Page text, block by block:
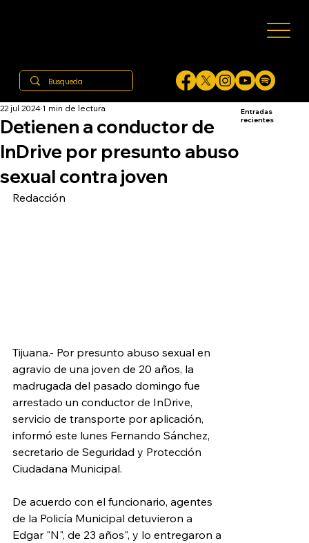
Detienen a conductor de
InDrive por presunto abuso
sexual contra joven
22 jul 2024 1 min de lectura
Redacción
Tijuana.- Por presunto abuso sexual en
agravio de una joven de 20 años, la
madrugada del pasado domingo fue
arrestado un conductor de InDrive,
servicio de transporte por aplicación,
informó este lunes Fernando Sánchez,
secretario de Seguridad y Protección
Ciudadana Municipal.
De acuerdo con el funcionario, agentes
de la Policía Municipal detuvieron a
Edgar "N", de 23 años", y lo entregaron a
Entradas
recientes